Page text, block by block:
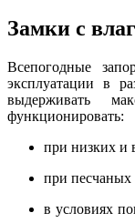
Замки с
Всепогодные
эксплуатации в
выдерживать
функционировать:
при низких и
при песчаных
в условиях